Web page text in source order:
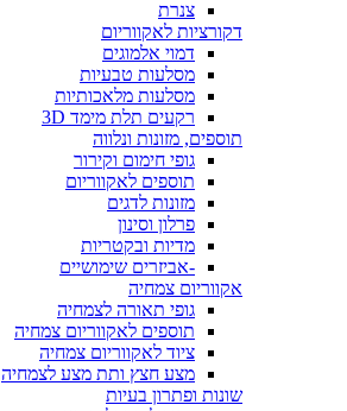
צנרת
דקורציות לאקווריום
דמוי אלמוגים
מסלעות טבעיות
מסלעות מלאכותיות
רקעים תלת מימד 3D
תוספים, מזונות ונלווה
גופי חימום וקירור
תוספים לאקווריום
מזונות לדגים
פרלון וסינון
מדיות ובקטריות
-אביזרים שימושיים
אקווריום צמחיה
גופי תאורה לצמחיה
תוספים לאקווריום צמחיה
ציוד לאקווריום צמחיה
מצע חצץ ותת מצע לצמחיה
שונות ופתרון בעיות